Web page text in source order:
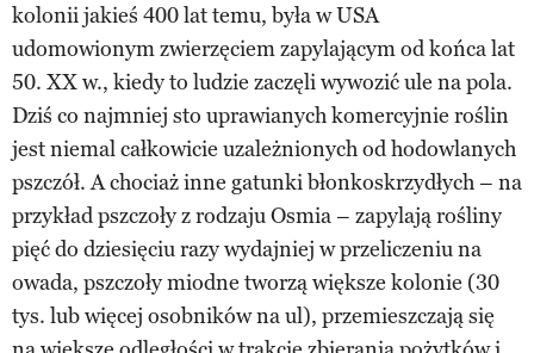
kolonii jakieś 400 lat temu, była w USA
udomowionym zwierzęciem zapylającym od końca lat
50. XX w., kiedy to ludzie zaczęli wywozić ule na pola.
Dziś co najmniej sto uprawianych komercyjnie roślin
jest niemal całkowicie uzależnionych od hodowlanych
pszczół. A chociaż inne gatunki błonkoskrzydłych – na
przykład pszczoły z rodzaju Osmia – zapylają rośliny
pięć do dziesięciu razy wydajniej w przeliczeniu na
owada, pszczoły miodne tworzą większe kolonie (30
tys. lub więcej osobników na ul), przemieszczają się